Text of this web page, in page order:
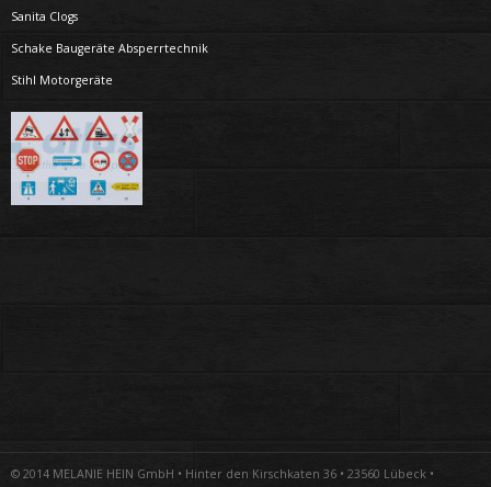
Sanita Clogs
Schake Baugeräte Absperrtechnik
Stihl Motorgeräte
© 2014 MELANIE HEIN GmbH • Hinter den Kirschkaten 36 • 23560 Lübeck •